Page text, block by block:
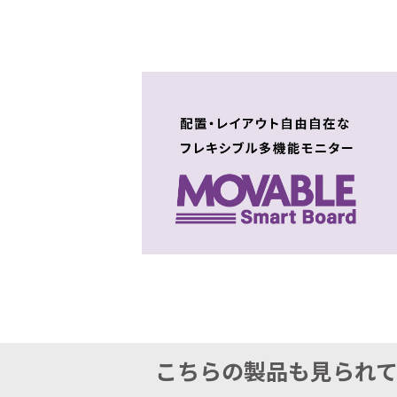
こちらの製品も見られ